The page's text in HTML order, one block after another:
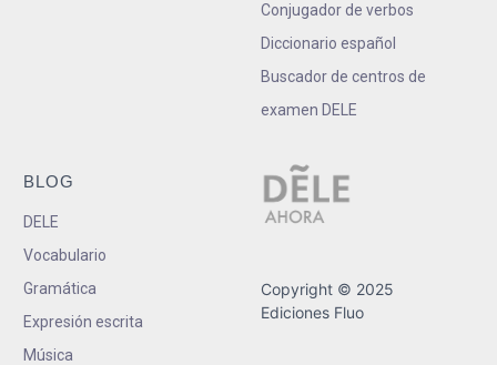
Conjugador de verbos
Diccionario español
Buscador de centros de
examen DELE
BLOG
DELE
Vocabulario
Gramática
Expresión escrita
Música
Copyright © 2025
Ediciones Fluo